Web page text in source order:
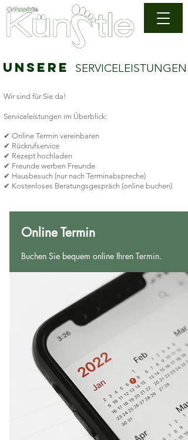
Unsere SERVICELEISTUNGEN
Wir sind für Sie da!
Serviceleistungen im Überblick:
✔ Online Termin vereinbaren
✔ Rückrufservice
✔ Rezept hochladen
✔ Freunde werben Freunde
✔ Hausbesuch (nur nach Terminabspreche)
✔ Kostenloses Beratungsgespräch (online buchen)
Online Termin
Buchen Sie bequem online Ihren Termin.